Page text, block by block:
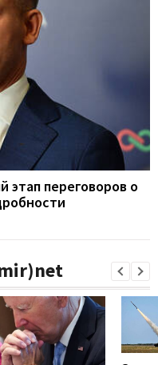
этап переговоров о